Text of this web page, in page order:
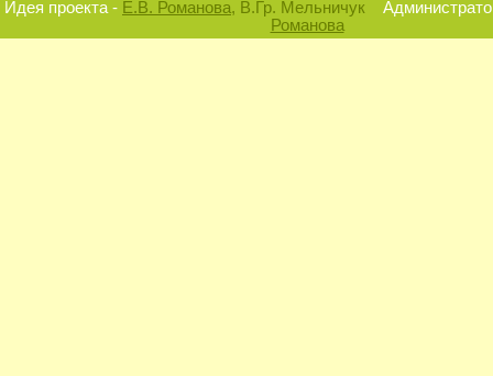
Идея проекта - Е.В. Романова, В.Гр. Мельничук
Романова